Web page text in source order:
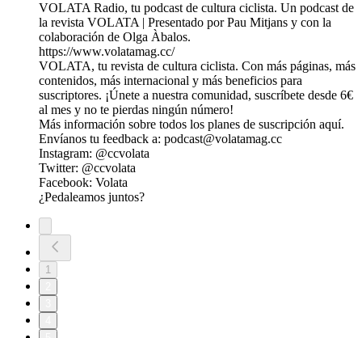
VOLATA Radio, tu podcast de cultura ciclista. Un podcast de
la⁠ ⁠⁠⁠⁠⁠⁠⁠⁠⁠⁠⁠⁠⁠⁠⁠⁠⁠⁠⁠⁠⁠⁠⁠⁠⁠⁠⁠⁠⁠⁠⁠⁠⁠⁠⁠⁠⁠⁠⁠⁠⁠⁠⁠⁠⁠⁠⁠⁠⁠⁠⁠⁠⁠⁠⁠⁠⁠⁠r⁠⁠⁠⁠evista VOLATA⁠⁠⁠⁠⁠⁠⁠⁠⁠⁠⁠⁠⁠⁠⁠⁠⁠⁠⁠⁠⁠⁠⁠⁠⁠⁠⁠⁠⁠⁠⁠⁠⁠⁠⁠⁠⁠⁠⁠⁠⁠⁠⁠⁠⁠⁠⁠⁠⁠⁠⁠⁠⁠⁠⁠⁠⁠⁠⁠⁠⁠⁠⁠⁠⁠⁠⁠⁠⁠⁠⁠⁠⁠⁠⁠⁠⁠⁠⁠ ⁠⁠⁠⁠⁠⁠| Presentado por Pau Mitjans y con la
colaboración de Olga Àbalos.
https://www.volatamag.cc/
VOLATA, tu revista de cultura ciclista. Con más páginas, más
contenidos, más internacional y más beneficios para
suscriptores. ¡Únete a nuestra comunidad, suscríbete desde 6€
al mes y no te pierdas ningún número!
Más información sobre todos los planes de suscripción⁠⁠ ⁠⁠⁠⁠⁠⁠⁠⁠⁠⁠⁠⁠⁠⁠⁠⁠⁠⁠⁠⁠⁠⁠⁠⁠⁠⁠⁠⁠⁠⁠⁠⁠⁠⁠⁠⁠⁠⁠⁠⁠⁠⁠⁠⁠⁠⁠⁠⁠⁠⁠⁠⁠⁠⁠⁠⁠⁠⁠⁠⁠⁠aquí⁠⁠⁠⁠⁠⁠⁠⁠⁠⁠⁠⁠⁠⁠⁠⁠⁠⁠⁠⁠⁠⁠⁠⁠⁠⁠⁠⁠⁠⁠⁠⁠⁠⁠⁠⁠⁠⁠⁠⁠⁠⁠⁠⁠⁠⁠⁠⁠⁠.⁠⁠⁠⁠⁠⁠⁠⁠⁠⁠⁠⁠⁠⁠
Envíanos tu feedback a: ⁠⁠⁠⁠⁠⁠⁠⁠⁠⁠⁠⁠⁠⁠⁠⁠⁠⁠⁠⁠⁠podcast@volatamag.cc⁠⁠⁠⁠⁠⁠⁠⁠⁠⁠⁠⁠⁠⁠⁠⁠⁠⁠⁠⁠⁠
Instagram: ⁠⁠⁠⁠⁠⁠⁠⁠⁠⁠⁠⁠⁠⁠⁠⁠⁠⁠⁠⁠⁠⁠⁠⁠⁠⁠⁠⁠⁠⁠⁠⁠⁠⁠⁠⁠⁠⁠⁠⁠⁠⁠⁠⁠⁠⁠⁠⁠⁠⁠⁠⁠⁠⁠⁠⁠⁠⁠⁠⁠⁠⁠⁠@⁠ccvolata⁠⁠⁠⁠⁠⁠⁠⁠⁠⁠⁠⁠⁠⁠⁠⁠⁠⁠⁠⁠⁠⁠⁠⁠⁠⁠⁠⁠⁠⁠⁠⁠⁠⁠⁠⁠⁠⁠⁠⁠⁠⁠⁠⁠⁠⁠⁠⁠⁠⁠⁠⁠⁠⁠⁠⁠⁠⁠⁠⁠⁠⁠⁠⁠
Twitter:⁠ ⁠⁠⁠⁠⁠⁠⁠⁠⁠⁠⁠⁠⁠⁠⁠⁠⁠⁠⁠⁠⁠⁠⁠⁠⁠⁠⁠⁠⁠⁠⁠⁠⁠⁠⁠⁠⁠⁠⁠⁠⁠⁠⁠⁠⁠⁠⁠⁠⁠⁠⁠⁠⁠⁠⁠⁠⁠⁠⁠⁠⁠⁠@ccvolata⁠⁠⁠⁠⁠⁠⁠⁠⁠⁠⁠⁠⁠⁠⁠⁠⁠⁠⁠⁠⁠⁠⁠⁠⁠⁠⁠⁠⁠⁠⁠⁠⁠⁠⁠⁠⁠⁠⁠⁠⁠⁠⁠⁠⁠⁠⁠⁠⁠⁠⁠⁠⁠⁠⁠⁠⁠⁠⁠⁠⁠⁠⁠
Facebook:⁠ ⁠⁠⁠⁠⁠⁠⁠⁠⁠⁠⁠⁠⁠⁠⁠⁠⁠⁠⁠⁠⁠⁠⁠⁠⁠⁠⁠⁠⁠⁠⁠⁠⁠⁠⁠⁠⁠⁠⁠⁠⁠⁠⁠⁠⁠⁠⁠⁠⁠⁠⁠⁠⁠⁠⁠⁠⁠⁠⁠⁠⁠⁠Volata⁠⁠⁠⁠⁠⁠⁠⁠⁠⁠⁠⁠⁠⁠⁠⁠⁠⁠⁠⁠⁠⁠⁠⁠⁠⁠⁠⁠⁠⁠⁠⁠⁠⁠⁠⁠⁠⁠⁠⁠⁠⁠⁠⁠⁠⁠⁠⁠⁠⁠⁠⁠⁠⁠⁠⁠⁠⁠⁠⁠⁠⁠⁠
¿Pedaleamos juntos?
1